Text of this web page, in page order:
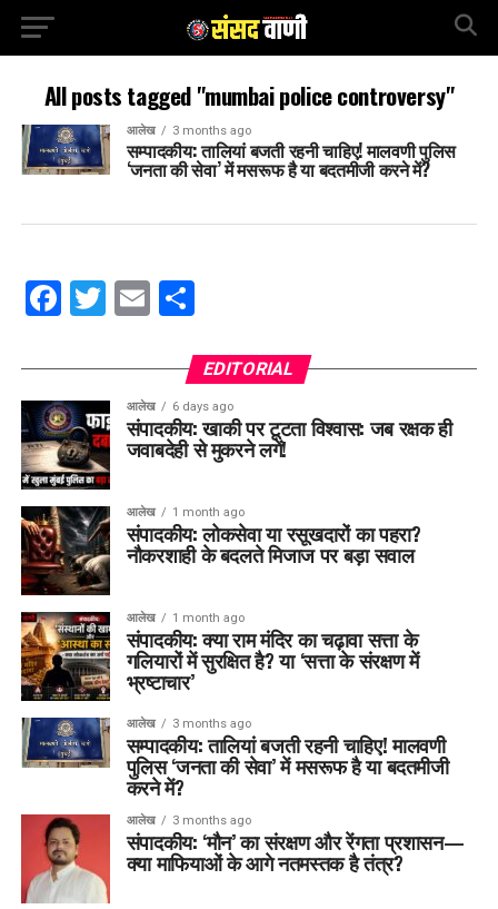
All posts tagged "mumbai police controversy"
आलेख 3 months ago
सम्पादकीय: तालियां बजती रहनी चाहिए! मालवणी पुलिस
‘जनता की सेवा’ में मसरूफ है या बदतमीजी करने में?
Facebook
Twitter
EmailShare
EDITORIAL
आलेख 6 days ago
संपादकीय: खाकी पर टूटता विश्वास: जब रक्षक ही
जवाबदेही से मुकरने लगें!
आलेख 1 month ago
संपादकीय: लोकसेवा या रसूखदारों का पहरा?
नौकरशाही के बदलते मिजाज पर बड़ा सवाल
आलेख 1 month ago
संपादकीय: क्या राम मंदिर का चढ़ावा सत्ता के
गलियारों में सुरक्षित है? या ‘सत्ता के संरक्षण में
भ्रष्टाचार’
आलेख 3 months ago
सम्पादकीय: तालियां बजती रहनी चाहिए! मालवणी
पुलिस ‘जनता की सेवा’ में मसरूफ है या बदतमीजी
करने में?
आलेख 3 months ago
संपादकीय: ‘मौन’ का संरक्षण और रेंगता प्रशासन—
क्या माफियाओं के आगे नतमस्तक है तंत्र?